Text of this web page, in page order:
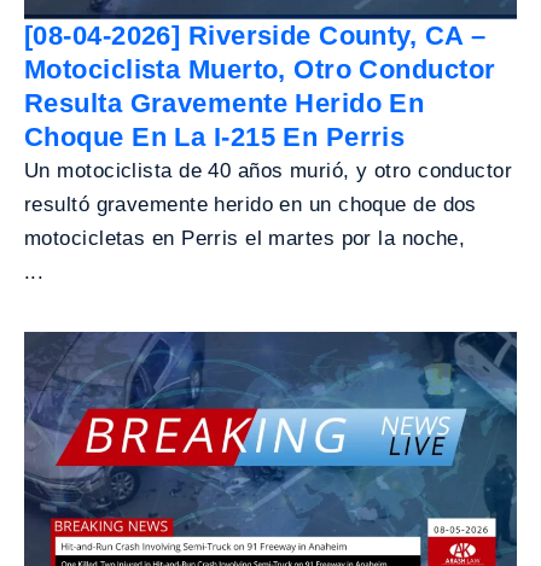
[08-04-2026] Riverside County, CA –
Motociclista Muerto, Otro Conductor
Resulta Gravemente Herido En
Choque En La I-215 En Perris
Un motociclista de 40 años murió, y otro conductor
resultó gravemente herido en un choque de dos
motocicletas en Perris el martes por la noche,
...